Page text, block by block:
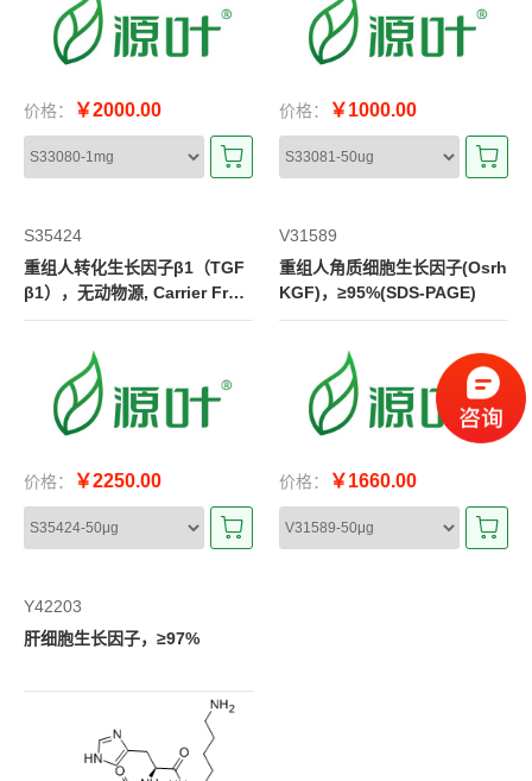
价格： ￥2000.00 价格： ￥1000.00
S35424
重组人转化生长因子β1（TGF
β1），无动物源, Carrier Free,
生物活性, ActiBioPure™, Hig
价格： ￥2250.00
V31589
重组人角质细胞生长因子(Osrh
KGF)，≥95%(SDS-PAGE)
价格： ￥1660.00
Y42203
肝细胞生长因子，≥97%